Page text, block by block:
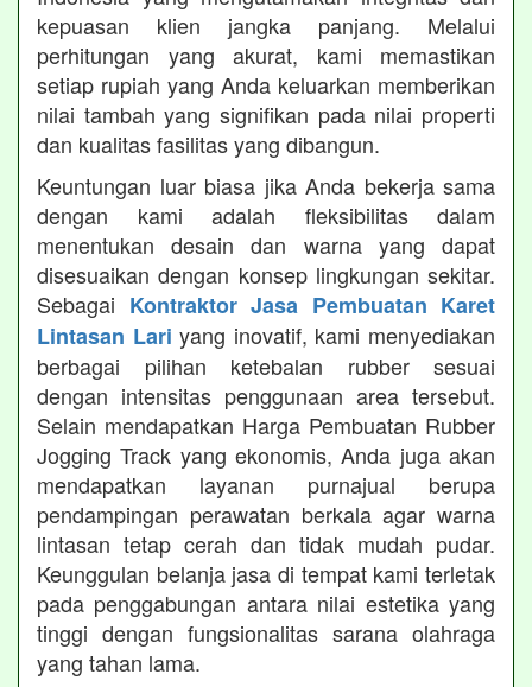
kepuasan klien jangka panjang. Melalui
perhitungan yang akurat, kami memastikan
setiap rupiah yang Anda keluarkan memberikan
nilai tambah yang signifikan pada nilai properti
dan kualitas fasilitas yang dibangun.
Keuntungan luar biasa jika Anda bekerja sama
dengan kami adalah fleksibilitas dalam
menentukan desain dan warna yang dapat
disesuaikan dengan konsep lingkungan sekitar.
Sebagai Kontraktor Jasa Pembuatan Karet
Lintasan Lari yang inovatif, kami menyediakan
berbagai pilihan ketebalan rubber sesuai
dengan intensitas penggunaan area tersebut.
Selain mendapatkan Harga Pembuatan Rubber
Jogging Track yang ekonomis, Anda juga akan
mendapatkan layanan purnajual berupa
pendampingan perawatan berkala agar warna
lintasan tetap cerah dan tidak mudah pudar.
Keunggulan belanja jasa di tempat kami terletak
pada penggabungan antara nilai estetika yang
tinggi dengan fungsionalitas sarana olahraga
yang tahan lama.